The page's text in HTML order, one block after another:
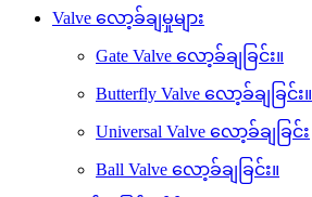
Valve လော့ခ်ချမှုများ
Gate Valve လော့ခ်ချခြင်း။
Butterfly Valve လော့ခ်ချခြင်း။
Universal Valve လော့ခ်ချခြင်း
Ball Valve လော့ခ်ချခြင်း။